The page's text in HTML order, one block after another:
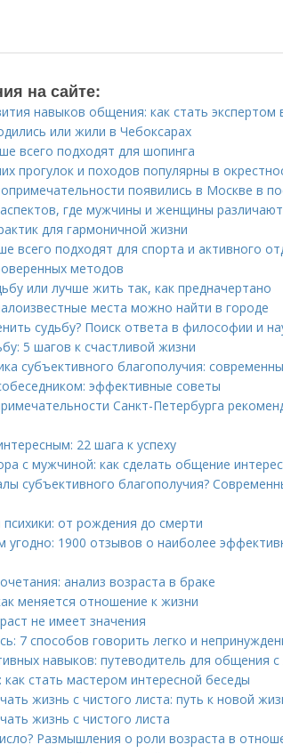
на сайте:
навыков общения: как стать
или жили в Чебоксарах
всего подходят для шопинга
прогулок и походов популярны в
появились в Москве в
где мужчины и женщины
для гармоничной жизни
всего подходят для спорта и активного
методов
или лучше жить так, как предначертано
места можно найти в городе
судьбу? Поиск ответа в философии и
5 шагов к счастливой жизни
субъективного благополучия:
эффективные советы
Санкт-Петербурга
22 шага к успеху
с мужчиной: как сделать общение
субъективного благополучия?
от рождения до смерти
угодно: 1900 отзывов о наиболее
анализ возраста в браке
меняется отношение к жизни
не имеет значения
7 способов говорить легко и
навыков: путеводитель для общения
как стать мастером интересной беседы
жизнь с чистого листа: путь к новой
жизнь с чистого листа
Размышления о роли возраста в